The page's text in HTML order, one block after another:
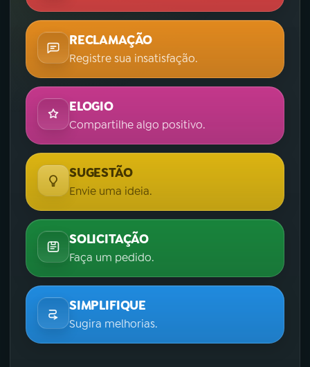
RECLAMAÇÃO
Registre sua insatisfação.
ELOGIO
Compartilhe algo positivo.
SUGESTÃO
Envie uma ideia.
SOLICITAÇÃO
Faça um pedido.
SIMPLIFIQUE
Sugira melhorias.